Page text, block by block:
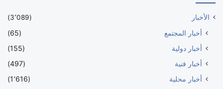
الأخبار (3٬089)
أخبار المجتمع
(65)
أخبار دولية
(155)
أخبار فنية
(497)
أخبار محلية
(1٬616)